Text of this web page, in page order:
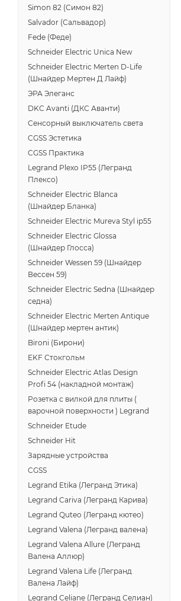
Simon 82 (Симон 82)
Salvador (Сальвадор)
Fede (Феде)
Schneider Electric Unica New
Schneider Electric Merten D-Life
(Шнайдер Мертен Д Лайф)
ЭРА Элеганс
DKC Avanti (ДКС Аванти)
Сенсорный выключатель света
CGSS Эстетика
CGSS Практика
Legrand Plexo IP55 (Легранд
Плексо)
Schneider Electric Blanca
(Шнайдер Бланка)
Schneider Electric Mureva Styl ip55
Schneider Electric Glossa
(Шнайдер Глосса)
Schneider Wessen 59 (Шнайдер
Вессен 59)
Schneider Electric Sedna (Шнайдер
седна)
Schneider Electric Merten Antique
(Шнайдер мертен антик)
Bironi (Бирони)
EKF Стокгольм
Schneider Electric Atlas Design
Profi 54 (накладной монтаж)
Розетка с вилкой для плиты (
варочной поверхности ) Legrand
Schneider Etude
Schneider Hit
Зарядные устройства
CGSS
Legrand Etika (Легранд Этика)
Legrand Cariva (Легранд Карива)
Legrand Quteo (Легранд кютео)
Legrand Valena (Легранд валена)
Legrand Valena Allure (Легранд
Валена Аллюр)
Legrand Valena Life (Легранд
Валена Лайф)
Legrand Celiane (Легранд Селиан)